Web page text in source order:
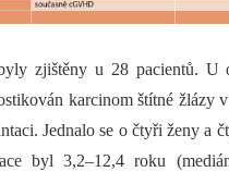
zjištěny u 28 pacientů. U
karcinom štítné žlázy
Jednalo se o čtyři ženy a
byl 3,2–12,4 roku